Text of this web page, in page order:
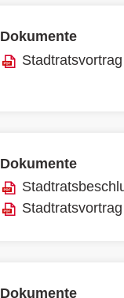
Dokumente
Stadtratsvortrag
Dokumente
Stadtratsvortrag
Dokumente